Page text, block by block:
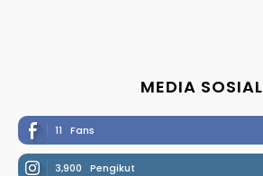
MEDIA SOSIAL
11 Fans
3,900 Pengikut